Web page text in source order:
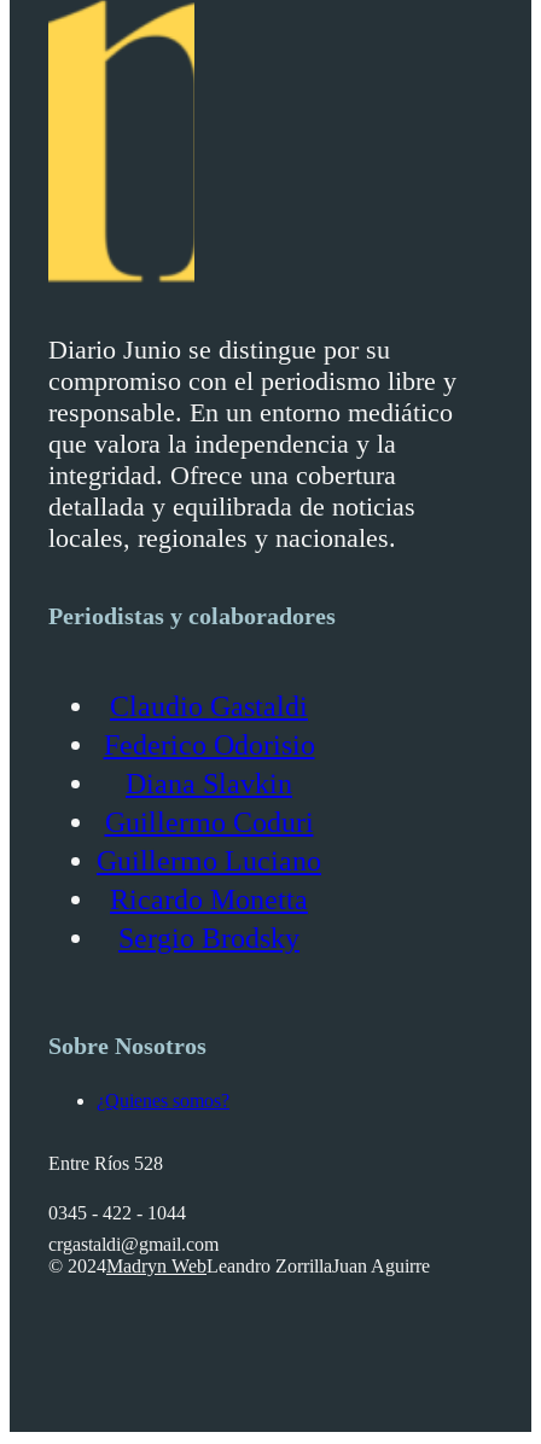
Diario Junio se distingue por su
compromiso con el periodismo libre y
responsable. En un entorno mediático
que valora la independencia y la
integridad. Ofrece una cobertura
detallada y equilibrada de noticias
locales, regionales y nacionales.
Periodistas y colaboradores
Claudio Gastaldi
Federico Odorisio
Diana Slavkin
Guillermo Coduri
Guillermo Luciano
Ricardo Monetta
Sergio Brodsky
Sobre Nosotros
¿Quienes somos?
Entre Ríos 528
0345 - 422 - 1044
crgastaldi@gmail.com
© 2024Madryn WebLeandro ZorrillaJuan Aguirre